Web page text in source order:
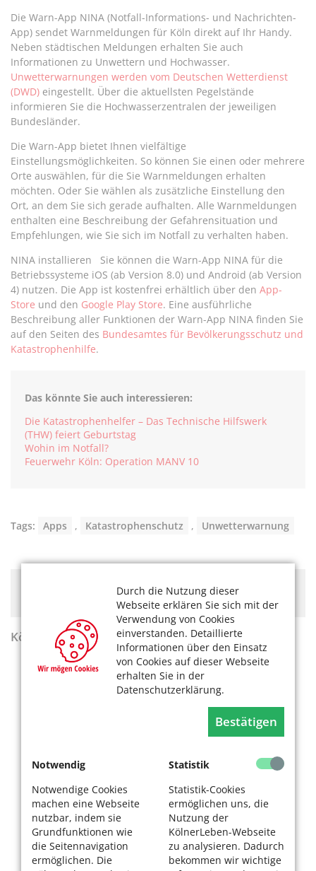
Durch die Nutzung dieser
Webseite erklären Sie sich mit der
Verwendung von Cookies
einverstanden. Detaillierte
Informationen über den Einsatz
von Cookies auf dieser Webseite
erhalten Sie in der
Datenschutzerklärung.
Bestätigen
Notwendig
Notwendige Cookies
machen eine Webseite
nutzbar, indem sie
Grundfunktionen wie
die Seitennavigation
ermöglichen. Die
Statistik
Statistik-Cookies
ermöglichen uns, die
Nutzung der
KölnerLeben-Webseite
zu analysieren. Dadurch
bekommen wir wichtige
Die Warn-App NINA (Notfall-Informations- und Nachrichten-
App) sendet Warnmeldungen für Köln direkt auf Ihr Handy.
Neben städtischen Meldungen erhalten Sie auch
Informationen zu Unwettern und Hochwasser.
Unwetterwarnungen werden vom Deutschen Wetterdienst
(DWD) eingestellt. Über die aktuellsten Pegelstände
informieren Sie die Hochwasserzentralen der jeweiligen
Bundesländer.
Die Warn-App bietet Ihnen vielfältige
Einstellungsmöglichkeiten. So können Sie einen oder mehrere
Orte auswählen, für die Sie Warnmeldungen erhalten
möchten. Oder Sie wählen als zusätzliche Einstellung den
Ort, an dem Sie sich gerade aufhalten. Alle Warnmeldungen
enthalten eine Beschreibung der Gefahrensituation und
Empfehlungen, wie Sie sich im Notfall zu verhalten haben.
NINA installieren Sie können die Warn-App NINA für die
Betriebssysteme iOS (ab Version 8.0) und Android (ab Version
4) nutzen. Die App ist kostenfrei erhältlich über den App-
Store und den Google Play Store. Eine ausführliche
Beschreibung aller Funktionen der Warn-App NINA finden Sie
auf den Seiten des Bundesamtes für Bevölkerungsschutz und
Katastrophenhilfe.
Das könnte Sie auch interessieren:
Die Katastrophenhelfer – Das Technische Hilfswerk
(THW) feiert Geburtstag
Wohin im Notfall?
Feuerwehr Köln: Operation MANV 10
Tags: Apps , Katastrophenschutz , Unwetterwarnung
Hier könnte Werbung stehen, mit der wir uns
finanzieren. Bitte akzeptieren Sie dieCookie-Meldung.
KölnerLeben Sommer 2026